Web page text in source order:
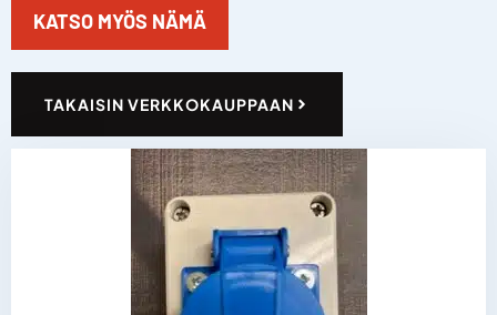
KATSO MYÖS NÄMÄ
TAKAISIN VERKKOKAUPPAAN